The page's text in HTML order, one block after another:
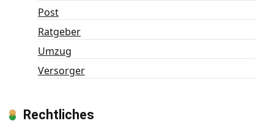
Post
Ratgeber
Umzug
Versorger
Rechtliches